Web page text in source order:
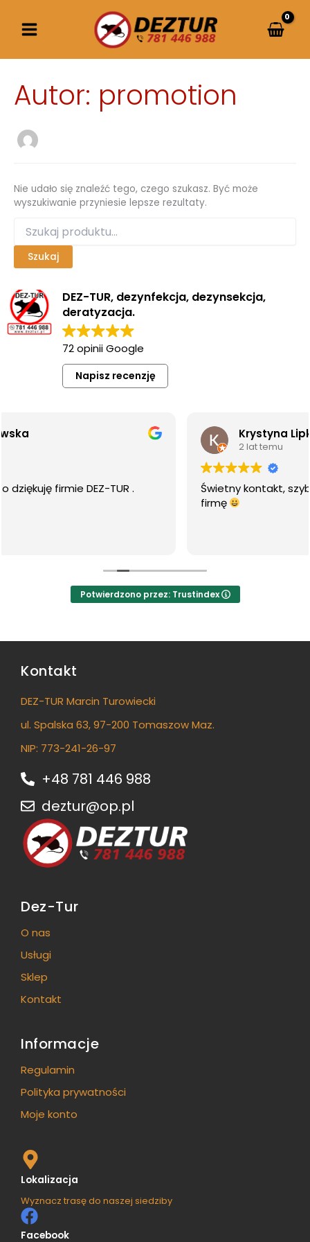
treści
Autor: promotion
Nie udało się znaleźć tego, czego szukasz. Być może
wyszukiwanie przyniesie lepsze rezultaty.
dla:
DEZ-TUR, dezynfekcja, dezynsekcja,
deratyzacja.
72 opinii Google
Napisz recenzję
DEZ-TUR .
Krystyna Lipka
2 lat temu
Świetny kontakt, szybka i miła
Potwierdzono przez: Trustindex
Kontakt
DEZ-TUR Marcin Turowiecki
ul. Spalska 63, 97-200 Tomaszow Maz.
NIP: 773-241-26-97
+48 781 446 988
deztur@op.pl
Dez-Tur
O nas
Usługi
Sklep
Kontakt
Informacje
Regulamin
Polityka prywatności
Moje konto
Lokalizacja
Wyznacz trasę do naszej siedziby
Facebook